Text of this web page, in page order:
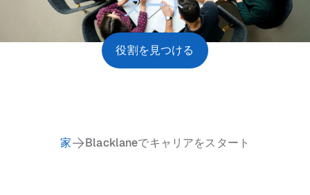
役割を見つける
家 Blacklaneでキャリアをスタート